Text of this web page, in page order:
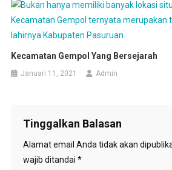
Kecamatan Gempol Yang Bersejarah
Januari 11, 2021 Admin
Tinggalkan Balasan
Alamat email Anda tidak akan
wajib ditandai *